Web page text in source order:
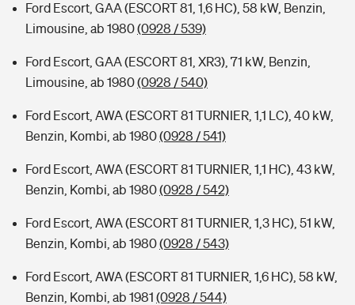
Ford Escort, GAA (ESCORT 81, 1,6 HC), 58 kW, Benzin,
Limousine, ab 1980(0928 / 539)
Ford Escort, GAA (ESCORT 81, XR3), 71 kW, Benzin,
Limousine, ab 1980(0928 / 540)
Ford Escort, AWA (ESCORT 81 TURNIER, 1,1 LC), 40 kW,
Benzin, Kombi, ab 1980(0928 / 541)
Ford Escort, AWA (ESCORT 81 TURNIER, 1,1 HC), 43 kW,
Benzin, Kombi, ab 1980(0928 / 542)
Ford Escort, AWA (ESCORT 81 TURNIER, 1,3 HC), 51 kW,
Benzin, Kombi, ab 1980(0928 / 543)
Ford Escort, AWA (ESCORT 81 TURNIER, 1,6 HC), 58 kW,
Benzin, Kombi, ab 1981 (0928 / 544)